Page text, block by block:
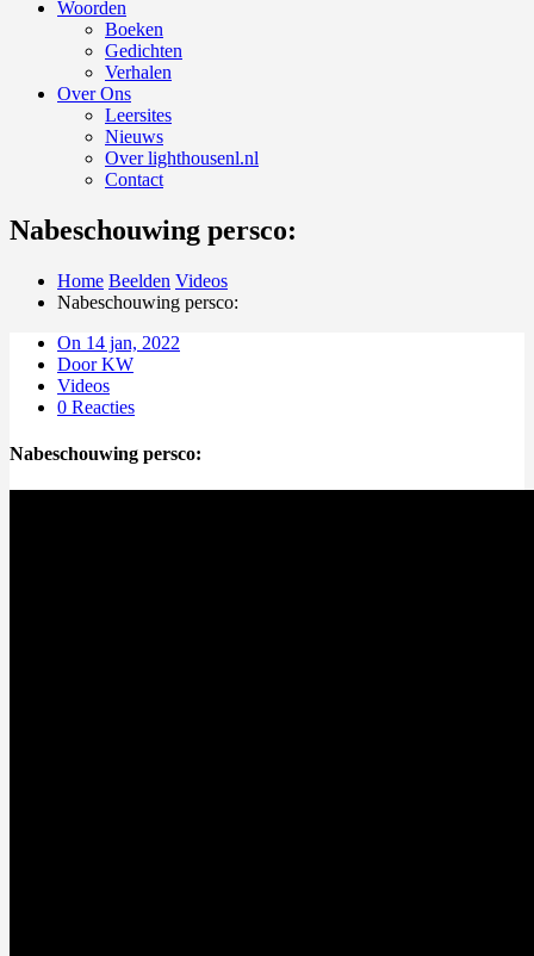
Woorden
Boeken
Gedichten
Verhalen
Over Ons
Leersites
Nieuws
Over lighthousenl.nl
Contact
Nabeschouwing persco:
Home Beelden Videos
Nabeschouwing persco:
On 14 jan, 2022
Door KW
Videos
0 Reacties
Nabeschouwing persco: